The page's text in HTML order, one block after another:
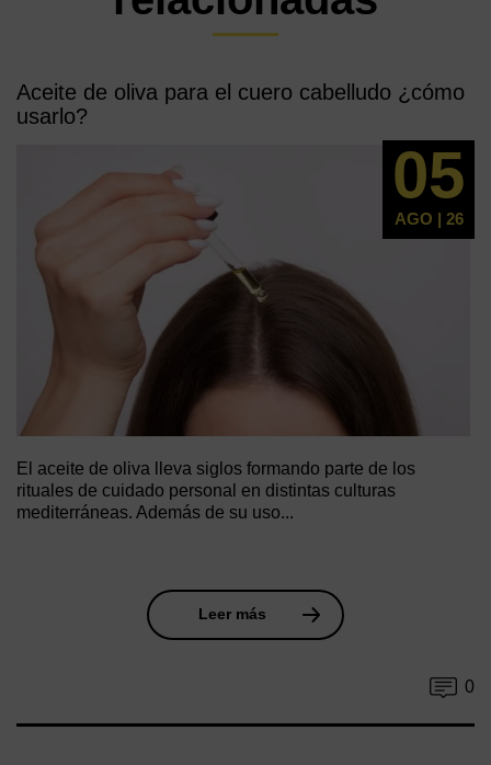
Aceite de oliva para el cuero cabelludo ¿cómo
usarlo?
05
AGO | 26
El aceite de oliva lleva siglos formando parte de los
rituales de cuidado personal en distintas culturas
mediterráneas. Además de su uso...
Leer más
0